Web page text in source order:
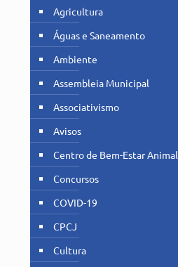
Agricultura
Águas e Saneamento
Ambiente
Assembleia Municipal
Associativismo
Avisos
Centro de Bem-Estar Animal
Concursos
COVID-19
CPCJ
Cultura